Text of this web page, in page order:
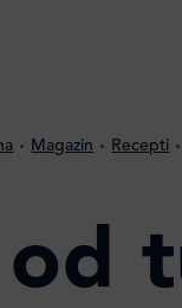
Magazin Recepti
od